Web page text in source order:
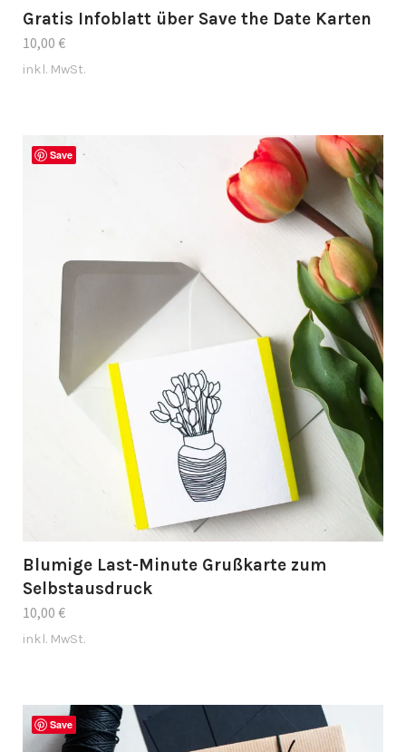
Gratis Infoblatt über Save the Date Karten
10,00 €
inkl. MwSt.
Save
Blumige Last-Minute Grußkarte zum
Selbstausdruck
10,00 €
inkl. MwSt.
Save